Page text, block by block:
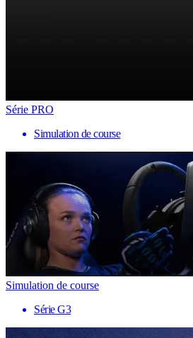
Série PRO
Simulation de course
Simulation de course
Série G3